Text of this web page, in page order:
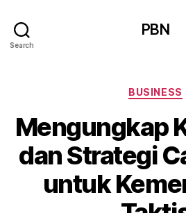
Search
PBN
BUSINESS
Mengungkap
dan Strategi
untuk